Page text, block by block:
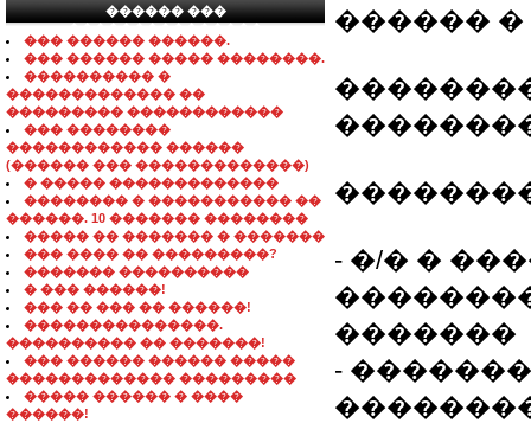
������ ���
���������������
��� ������ ������.
��� ������ ����� ��������.
���������� �
������������� ��
��������� ������������
��� ��������
������������ ������
(������ ��� �������������)
� ����� �������������
�������� � ����������� ��
������. 10 ������� ��������
����� �� ������� � �������
��� ���� �� ���������?
������� ����������
� ��� ������!
��� �� ��� �� ������!
���������������.
���������� �� �������!
��� ������ ������ �����
������������� ���������
����� ������ � ����
������!
������
- �/� �
�������
-